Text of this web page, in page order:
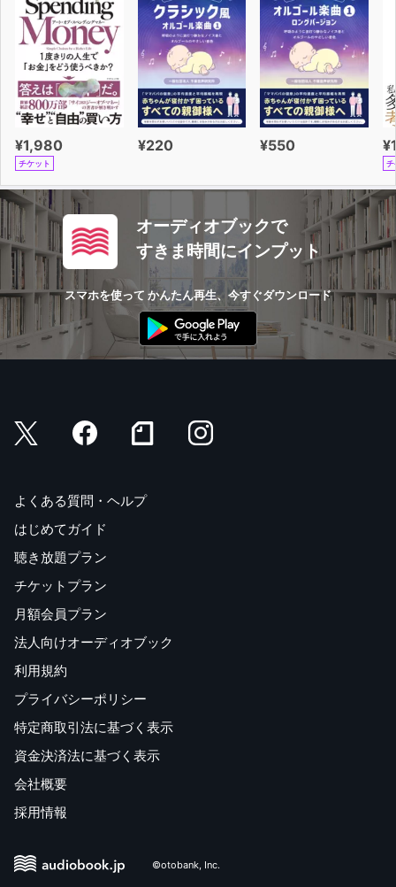
¥1,980
チケット
¥220 ¥550
チ
オーディオブックで
すきま時間にインプット
スマホを使って かんたん再生、今すぐダウンロード
よくある質問・ヘルプ
はじめてガイド
聴き放題プラン
チケットプラン
月額会員プラン
法人向けオーディオブック
利用規約
プライバシーポリシー
特定商取引法に基づく表示
資金決済法に基づく表示
会社概要
採用情報
©otobank, Inc.